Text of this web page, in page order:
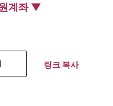
계좌 ▼
링크 복사